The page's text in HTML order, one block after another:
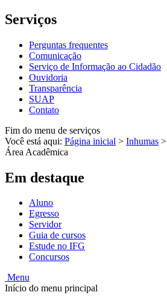
Serviços
Perguntas frequentes
Comunicação
Serviço de Informação ao Cidadão
Ouvidoria
Transparência
SUAP
Contato
Fim do menu de serviços
Você está aqui: Página inicial > Inhumas >
Área Acadêmica
Em destaque
Aluno
Egresso
Servidor
Guia de cursos
Estude no IFG
Concursos
Menu
Início do menu principal